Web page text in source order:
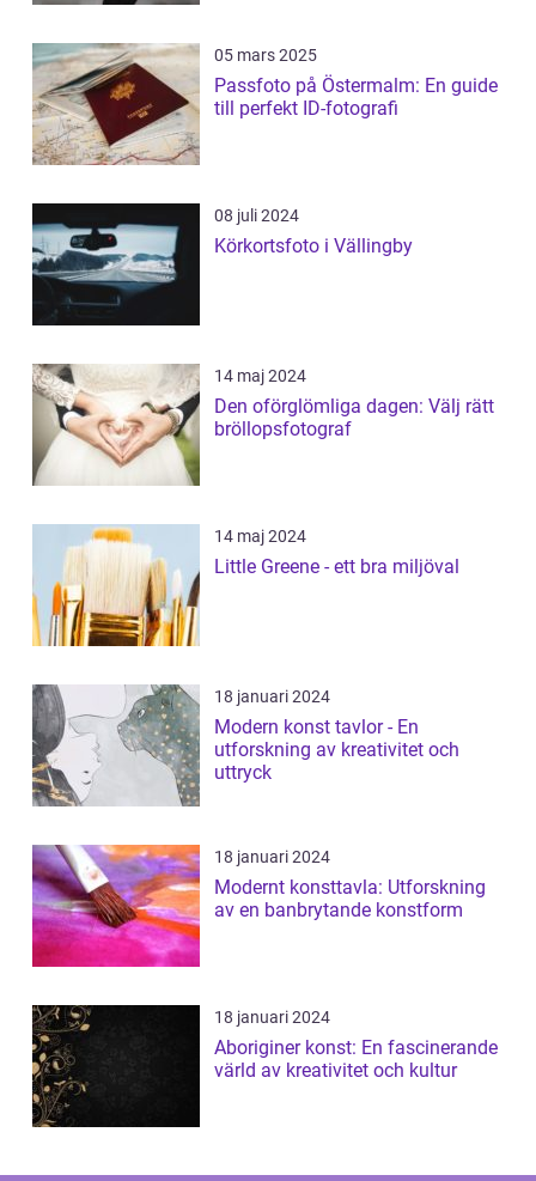
05 mars 2025
Passfoto på Östermalm: En guide
till perfekt ID-fotografi
08 juli 2024
Körkortsfoto i Vällingby
14 maj 2024
Den oförglömliga dagen: Välj rätt
bröllopsfotograf
14 maj 2024
Little Greene - ett bra miljöval
18 januari 2024
Modern konst tavlor - En
utforskning av kreativitet och
uttryck
18 januari 2024
Modernt konsttavla: Utforskning
av en banbrytande konstform
18 januari 2024
Aboriginer konst: En fascinerande
värld av kreativitet och kultur